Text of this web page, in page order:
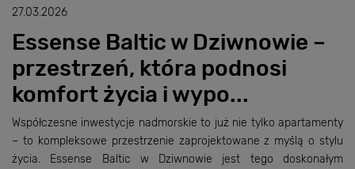
27.03.2026
Essense Baltic w Dziwnowie –
przestrzeń, która podnosi
komfort życia i wypo...
Współczesne inwestycje nadmorskie to już nie tylko apartamenty
– to kompleksowe przestrzenie zaprojektowane z myślą o stylu
życia. Essense Baltic w Dziwnowie jest tego doskonałym